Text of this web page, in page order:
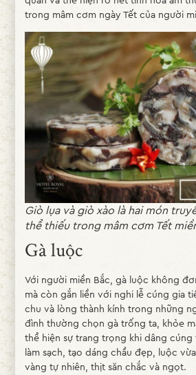
trong mâm cơm ngày Tết của người
Giò lụa và giò xào là hai món
thể thiếu trong mâm cơm Tết
Gà luộc
Với người miền Bắc, gà luộc không
mà còn gắn liền với nghi lễ cúng gia
chu và lòng thành kính trong những
đình thường chọn gà trống ta, khỏe
thể hiện sự trang trọng khi dâng
làm sạch, tạo dáng chầu đẹp, luộc
vàng tự nhiên, thịt săn chắc và ngọt.